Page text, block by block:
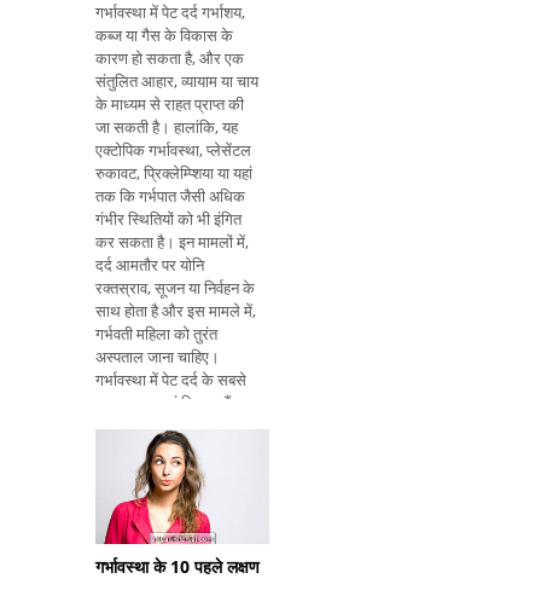
गर्भावस्था में पेट दर्द गर्भाशय,
कब्ज या गैस के विकास के
कारण हो सकता है, और एक
संतुलित आहार, व्यायाम या चाय
के माध्यम से राहत प्राप्त की
जा सकती है। हालांकि, यह
एक्टोपिक गर्भावस्था, प्लेसेंटल
रुकावट, प्रिक्लेम्प्शिया या यहां
तक ​​कि गर्भपात जैसी अधिक
गंभीर स्थितियों को भी इंगित
कर सकता है। इन मामलों में,
दर्द आमतौर पर योनि
रक्तस्राव, सूजन या निर्वहन के
साथ होता है और इस मामले में,
गर्भवती महिला को तुरंत
अस्पताल जाना चाहिए।
गर्भावस्था में पेट दर्द के सबसे
आम कारण यहां दिए गए हैं:
गर्भावस्था के पहले तिमाही में
पेट दर्द गर्भावस्था के पहले
तिमाही में पेट दर्द के मुख्य
कारण (1 से 12 सप्ताह) में शाम
गर्भावस्था के 10 पहले लक्षण